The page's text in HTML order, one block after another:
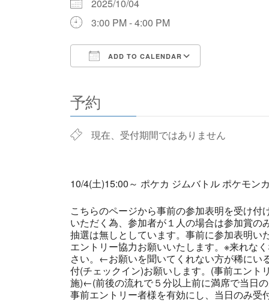
2025/10/04
3:00 PM - 4:00 PM
ADD TO CALENDAR
予約
現在、受付期間ではありません
10/4(土)15:00～ ポケカ ジムバトル ポケモン
こちらのページから事前の参加表明を受け
いただく為、参加者が１人の場合は参加賞
抽選は無しとしています。事前に参加表明
エントリー協力お願いいたします。※来れな
さい。←お願いを聞いてくれない方が稀にい
付(チェックイン)お願いします。(事前エン
施)←(前後の流れで５分以上前に満席で当日
事前エントリー者様を有効にし、当日のみ受